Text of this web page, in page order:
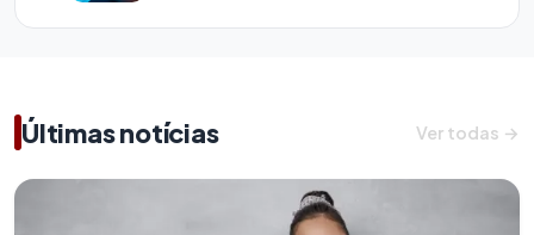
Últimas notícias Ver todas →